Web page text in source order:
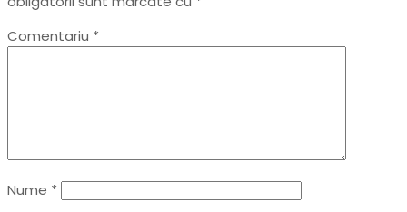
Comentariu *
Nume *